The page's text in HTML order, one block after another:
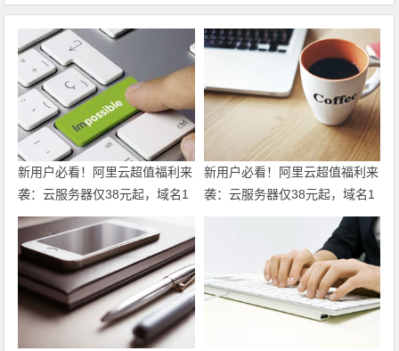
新用户必看！阿里云超值福利来
袭：云服务器仅38元起，域名1
元注册，160款产品免费体验，
超全攻略一篇搞定！领代金券
新用户必看！阿里云超值福利来
袭：云服务器仅38元起，域名1
元注册，160款产品免费体验，